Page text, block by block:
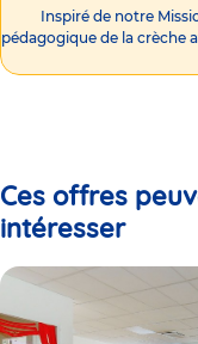
Inspiré de notre
pédagogique de la crèche
Ces offres
intéresser